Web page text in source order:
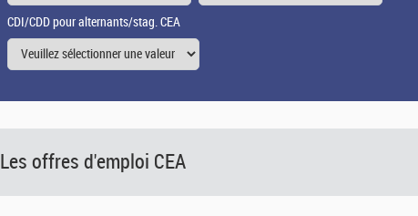
CDI/CDD pour alternants/stag. CEA
Les offres d'emploi CEA